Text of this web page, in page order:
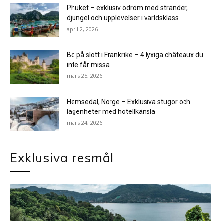
Phuket – exklusiv ödröm med stränder,
djungel och upplevelser i världsklass
april 2, 2026
Bo på slott i Frankrike – 4 lyxiga châteaux du
inte får missa
mars 25, 2026
Hemsedal, Norge – Exklusiva stugor och
lägenheter med hotellkänsla
mars 24, 2026
Exklusiva resmål